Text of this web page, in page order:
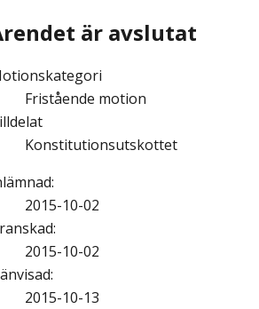
är avslutat
Fristående motion
Konstitutionsutskottet
:
2015-10-02
:
2015-10-02
:
2015-10-13